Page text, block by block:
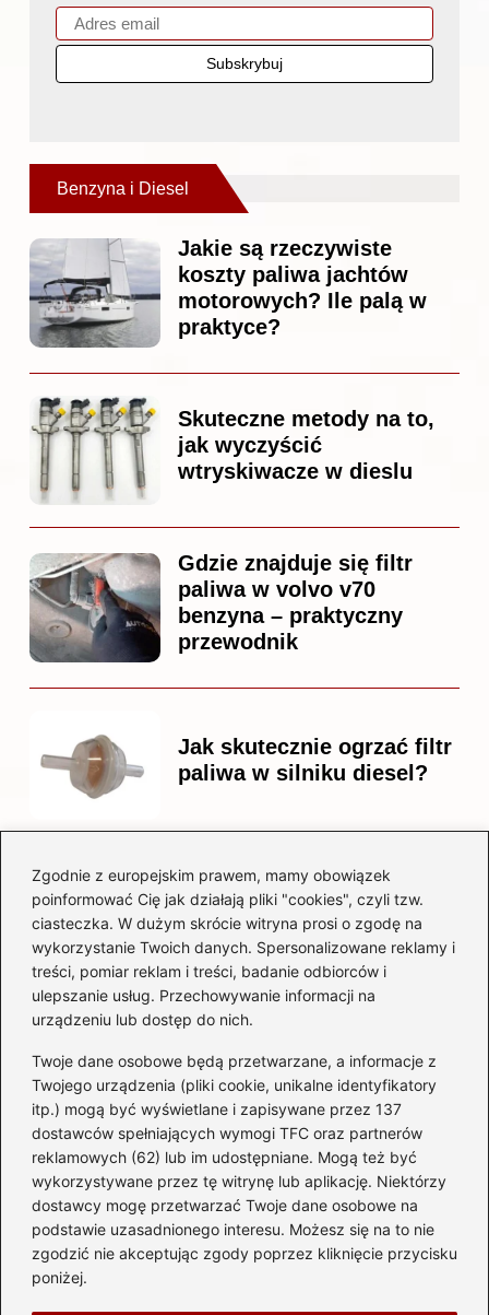
Zgodnie z europejskim prawem, mamy obowiązek
poinformować Cię jak działają pliki "cookies", czyli tzw.
ciasteczka. W dużym skrócie witryna prosi o zgodę na
wykorzystanie Twoich danych. Spersonalizowane reklamy i
treści, pomiar reklam i treści, badanie odbiorców i
ulepszanie usług. Przechowywanie informacji na
urządzeniu lub dostęp do nich.
Twoje dane osobowe będą przetwarzane, a informacje z
Twojego urządzenia (pliki cookie, unikalne identyfikatory
itp.) mogą być wyświetlane i zapisywane przez 137
dostawców spełniających wymogi TFC oraz partnerów
reklamowych (62) lub im udostępniane. Mogą też być
wykorzystywane przez tę witrynę lub aplikację. Niektórzy
dostawcy mogę przetwarzać Twoje dane osobowe na
podstawie uzasadnionego interesu. Możesz się na to nie
zgodzić nie akceptując zgody poprzez kliknięcie przycisku
poniżej.
Benzyna i Diesel
Jakie są rzeczywiste
koszty paliwa jachtów
motorowych? Ile palą w
praktyce?
Skuteczne metody na to,
jak wyczyścić
wtryskiwacze w dieslu
Gdzie znajduje się filtr
paliwa w volvo v70
benzyna – praktyczny
przewodnik
Jak skutecznie ogrzać filtr
paliwa w silniku diesel?
Czy warto kupować
diesla? Przewodnik dla
przyszłych właścicieli
Kategorie
Akumulator(74)
Benzyna i Diesel(87)
Motocykle(49)
Opony(81)
Prawo jazdy(77)
Samochody(238)
Silnik(83)